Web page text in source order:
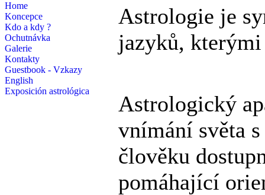
Home
Koncepce
Kdo a kdy ?
Ochutnávka
Galerie
Kontakty
Guestbook - Vzkazy
English
Exposición astrológica
Astrologie je
jazyků,
Astrologický
vnímání světa
člověku
pomáhající